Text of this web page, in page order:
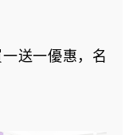
送一優惠，名